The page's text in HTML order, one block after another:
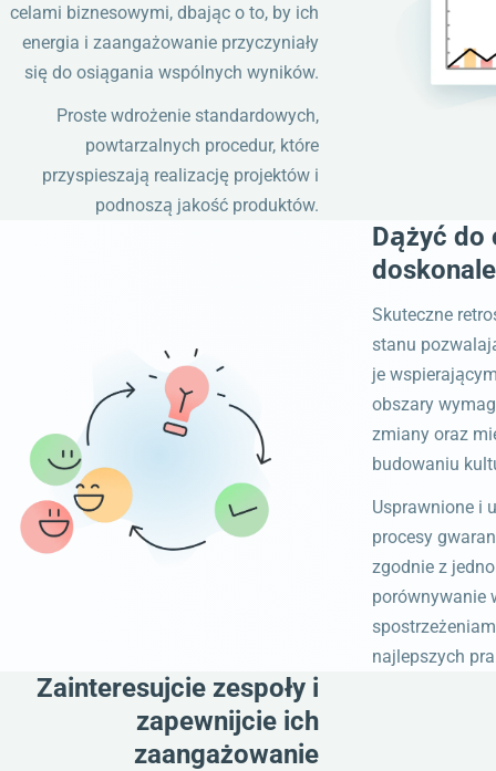
celami biznesowymi, dbając o to, by ich
energia i zaangażowanie przyczyniały
się do osiągania wspólnych wyników.
Proste wdrożenie standardowych,
powtarzalnych procedur, które
przyspieszają realizację projektów i
podnoszą jakość produktów.
Dążyć do
Skuteczne
stanu
je
obszary
zmiany oraz
budowaniu
Usprawnione i
procesy
zgodnie z
porównywanie
najlepszych
Zainteresujcie zespoły i
zapewnijcie ich
zaangażowanie